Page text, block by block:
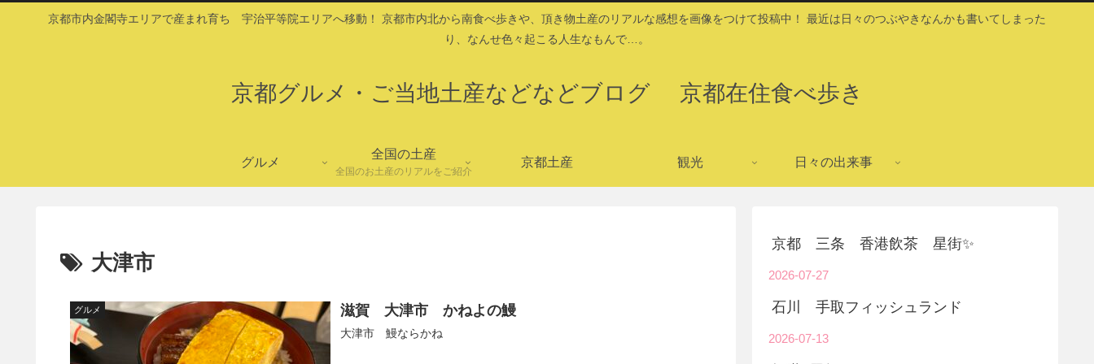
京都市内金閣寺エリアで産まれ育ち 宇治平等院エリアへ移動！ 京都市内北から南食べ歩きや、頂き物土産のリアルな感想を画像をつけて投稿中！ 最近は日々のつぶやきなんかも書いてしまった
り、なんせ色々起こる人生なもんで…。
京都グルメ・ご当地土産などなどブログ 京都在住食べ歩き
グルメ
全国の土産
全国のお土産のリアルをご紹介
京都土産 観光 日々の出来事
大津市
グルメ 滋賀 大津市 かねよの鰻
大津市 鰻ならかね
京都 三条 香港飲茶 星街✨
2026-07-27
石川 手取フィッシュランド
2026-07-13